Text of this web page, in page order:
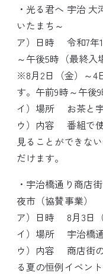
・光る君へ 宇治
いたまち～
ア）日時 令和7年
～午後5時（最終入
※8月2日（金）～4
す。午前9時～午後
イ）場所 お茶と
ウ）内容 番組で
見ることができな
だけます。
・宇治橋通り商店
夜市（協賛事業）
ア）日時 8月3日
イ）場所 宇治橋
ウ）内容 商店街
る夏の恒例イベン